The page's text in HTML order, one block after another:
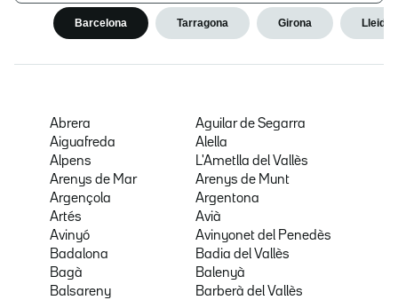
Barcelona Tarragona Girona Lleida
Abrera
Aguilar de Segarra
Aiguafreda
Alella
Alpens
L'Ametlla del Vallès
Arenys de Mar
Arenys de Munt
Argençola
Argentona
Artés
Avià
Avinyó
Avinyonet del Penedès
Badalona
Badia del Vallès
Bagà
Balenyà
Balsareny
Barberà del Vallès